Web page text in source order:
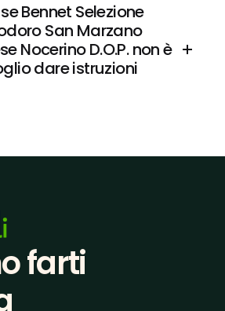
Bennet Selezione
San Marzano
Nocerino D.O.P. non è
dare istruzioni
farti